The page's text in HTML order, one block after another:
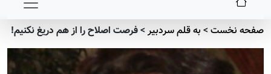
صفحه نخست> به قلم سردبير>فرصت اصلاح را از هم دريغ نکنيم!